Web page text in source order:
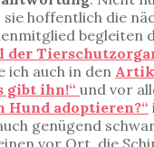
sie hoffentlich die
begleiten
der
ich auch in den
gibt ihn!“ und vor
Hund adoptieren?“
genügend
vor Ort, die